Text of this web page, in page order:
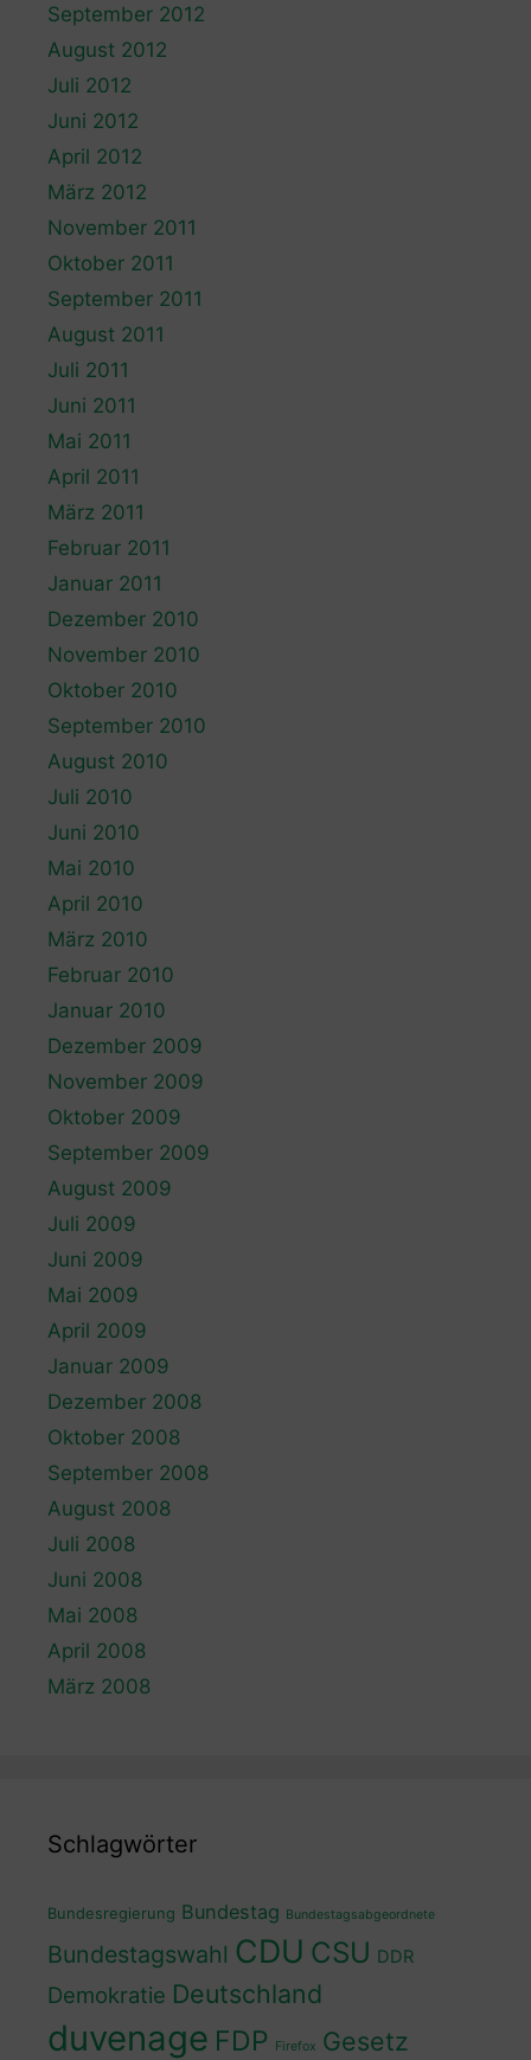
September 2012
August 2012
Juli 2012
Juni 2012
April 2012
März 2012
November 2011
Oktober 2011
September 2011
August 2011
Juli 2011
Juni 2011
Mai 2011
April 2011
März 2011
Februar 2011
Januar 2011
Dezember 2010
November 2010
Oktober 2010
September 2010
August 2010
Juli 2010
Juni 2010
Mai 2010
April 2010
März 2010
Februar 2010
Januar 2010
Dezember 2009
November 2009
Oktober 2009
September 2009
August 2009
Juli 2009
Juni 2009
Mai 2009
April 2009
Januar 2009
Dezember 2008
Oktober 2008
September 2008
August 2008
Juli 2008
Juni 2008
Mai 2008
April 2008
März 2008
Schlagwörter
Bundesregierung Bundestag Bundestagsabgeordnete
Bundestagswahl CDU CSU DDR
Demokratie Deutschland
duvenage FDP Firefox Gesetz